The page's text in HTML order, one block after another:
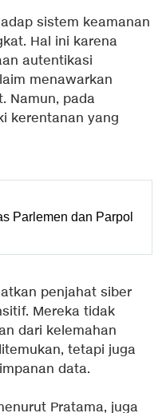
sistem keamanan
Hal ini karena
autentikasi
menawarkan
Namun, pada
kerentanan yang
Parlemen dan Parpol
penjahat siber
Mereka tidak
dari kelemahan
tetapi juga
data.
Pratama, juga